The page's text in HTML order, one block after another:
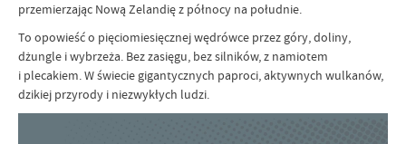
przemierzając Nową Zelandię z północy na południe.
To opowieść o pięciomiesięcznej wędrówce przez góry, doliny,
dżungle i wybrzeża. Bez zasięgu, bez silników, z namiotem
i plecakiem. W świecie gigantycznych paproci, aktywnych wulkanów,
dzikiej przyrody i niezwykłych ludzi.